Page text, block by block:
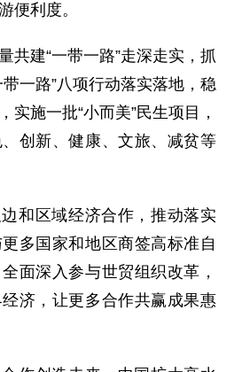
便利度。
共建“一带一路”走深走实，抓
一路”八项行动落实落地，稳
实施一批“小而美”民生项目，
创新、健康、文旅、减贫等
和区域经济合作，推动落实
多国家和地区商签高标准自
面深入参与世贸组织改革，
济，让更多合作共赢成果惠